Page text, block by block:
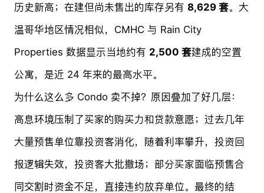
历史新高；在建但尚未售出的库存另有 8,629 套。大
温哥华地区情况相似，CMHC 与 Rain City
Properties 数据显示当地约有 2,500 套建成的空置
公寓，是近 24 年来的最高水平。
为什么这么多 Condo 卖不掉？原因叠加了好几层：
高息环境压制了买家的购买力和贷款意愿；过去几年
大量预售单位靠投资客消化，随着利率攀升，投资回
报逻辑失效，投资客大批撤场；部分买家面临预售合
同交割时资金不足，直接违约放弃单位。最终的结